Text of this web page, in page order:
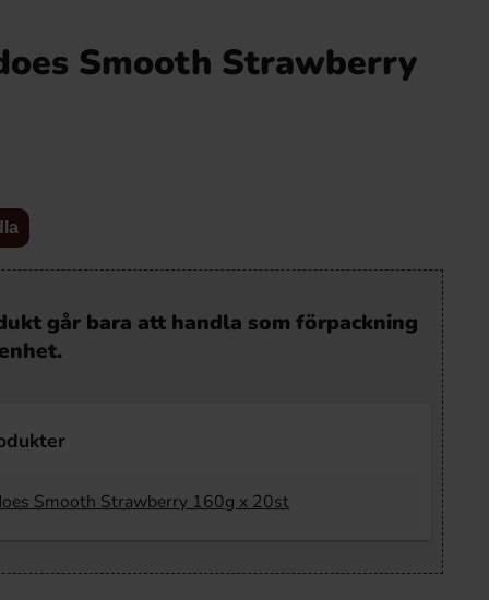
Smooth Strawberry
går bara att handla som förpackning
Smooth Strawberry 160g x 20st